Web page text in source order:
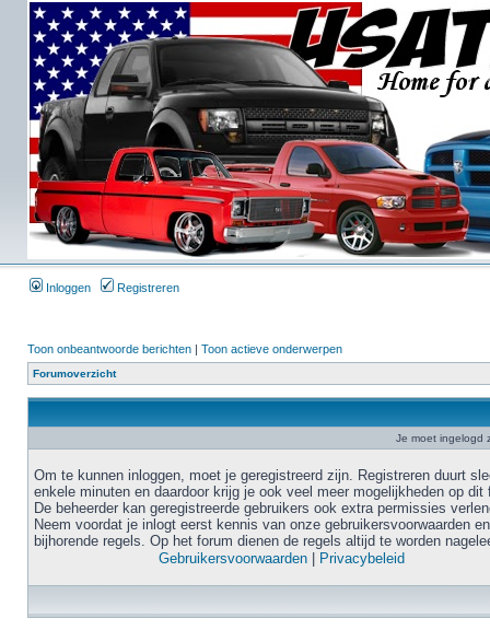
Inloggen Registreren
Toon onbeantwoorde berichten | Toon actieve onderwerpen
Forumoverzicht
Je moet ingelogd
Om te kunnen inloggen, moet je geregistreerd zijn. Registreren duurt
enkele minuten en daardoor krijg je ook veel meer mogelijkheden op dit
De beheerder kan geregistreerde gebruikers ook extra permissies
Neem voordat je inlogt eerst kennis van onze gebruikersvoorwaarden en
bijhorende regels. Op het forum dienen de regels altijd te worden
Gebruikersvoorwaarden
Privacybeleid